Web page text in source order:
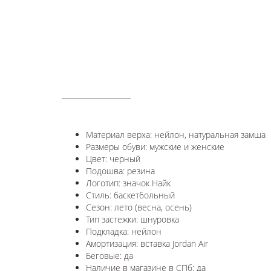
Материал верха: нейлон, натуральная замша
Размеры обуви: мужские и женские
Цвет: черный
Подошва: резина
Логотип: значок Найк
Стиль: баскетбольный
Сезон: лето (весна, осень)
Тип застежки: шнуровка
Подкладка: нейлон
Амортизация: вставка Jordan Air
Беговые: да
Наличие в магазине в СПб: да